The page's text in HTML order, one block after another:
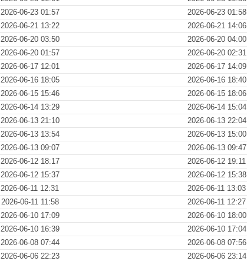
2026-06-23 01:57 2026-06-23 01:58
2026-06-21 13:22 2026-06-21 14:06
2026-06-20 03:50 2026-06-20 04:00
2026-06-20 01:57 2026-06-20 02:31
2026-06-17 12:01 2026-06-17 14:09
2026-06-16 18:05 2026-06-16 18:40
2026-06-15 15:46 2026-06-15 18:06
2026-06-14 13:29 2026-06-14 15:04
2026-06-13 21:10 2026-06-13 22:04
2026-06-13 13:54 2026-06-13 15:00
2026-06-13 09:07 2026-06-13 09:47
2026-06-12 18:17 2026-06-12 19:11
2026-06-12 15:37 2026-06-12 15:38
2026-06-11 12:31 2026-06-11 13:03
2026-06-11 11:58 2026-06-11 12:27
2026-06-10 17:09 2026-06-10 18:00
2026-06-10 16:39 2026-06-10 17:04
2026-06-08 07:44 2026-06-08 07:56
2026-06-06 22:23 2026-06-06 23:14